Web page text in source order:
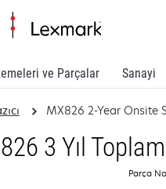
ve Parçalar Sanayi
MX826 2-Year Onsite
3 Yıl
Parça